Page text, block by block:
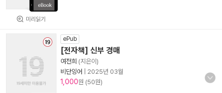
미리읽기
ePub
[전자책] 신부 경매
여전희 (지은이)
비단잉어
2025년 03월
1,000원 (50원)